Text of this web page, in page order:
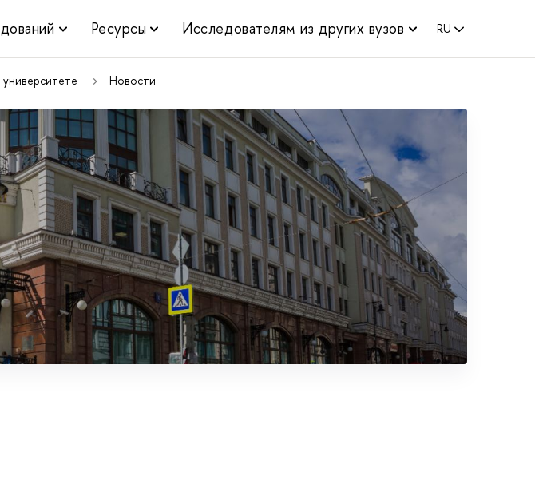
Ресурсы Исследователям из других вузов RU
университете Новости